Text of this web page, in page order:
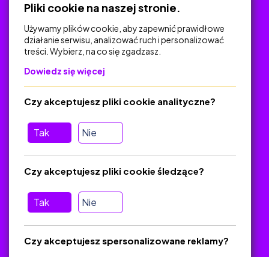
Na skróty
Polityka Prywatności
O platformie
Baza materiałów dydaktycznych
Jak zostać autorem
Pliki cookie na naszej stronie.
Używamy plików cookie, aby zapewnić prawidłowe
działanie serwisu, analizować ruch i personalizować
treści. Wybierz, na co się zgadzasz.
Dowiedz się więcej
Tak Nie
Czy akceptujesz pliki cookie analityczne?
Tak Nie
Czy akceptujesz pliki cookie śledzące?
Czy akceptujesz spersonalizowane reklamy?